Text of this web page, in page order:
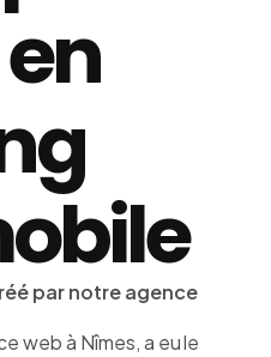
par notre agence
web à Nîmes, a eu le